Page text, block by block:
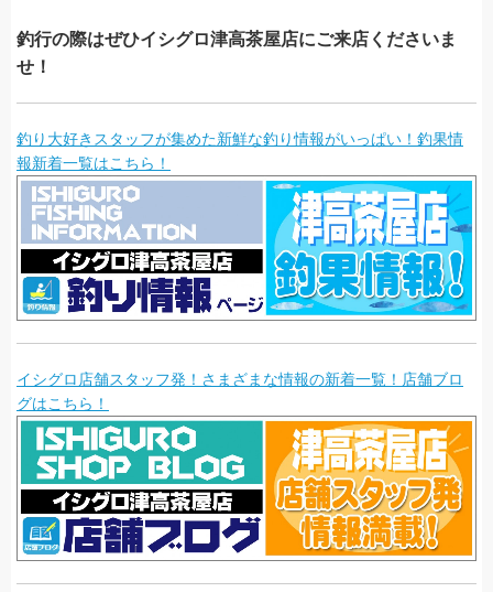
釣行の際はぜひイシグロ津高茶屋店にご来店くださいま
せ！
釣り大好きスタッフが集めた新鮮な釣り情報がいっぱい！釣果情
報新着一覧はこちら！
イシグロ店舗スタッフ発！さまざまな情報の新着一覧！店舗ブロ
グはこちら！